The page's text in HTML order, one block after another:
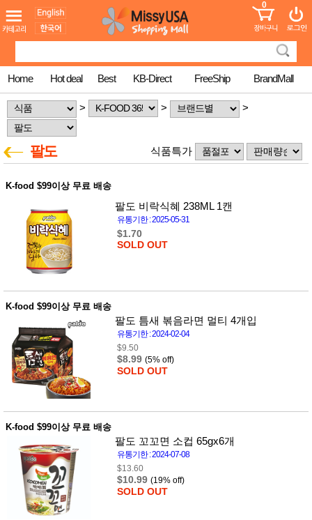
도 어린이
청소년
컬러링
북
한국학
습지
미국학
습지
고
국
고국배
송
건 홍삼전
건강보
조제품
기능성
건강식
성용품
뷰 스킨케
메이크
업
헤어케
어/염색
바디케
어/향수
미용제
주방가
전
계절/생
활가전
건강가
MissyShop
Login
0
Home Hot deal Best KB-Direct FreeShip BrandMall
> > >
팔도 식품특가
K-food $99이상 무료 배송
팔도 비락식혜 238ML 1캔
유통기한 : 2025-05-31
$1.70
SOLD OUT
K-food $99이상 무료 배송
팔도 틈새 볶음라면 멀티 4개입
유통기한 : 2024-02-04
$9.50
$8.99 (5% off)
SOLD OUT
K-food $99이상 무료 배송
팔도 꼬꼬면 소컵 65gx6개
유통기한 : 2024-07-08
$13.60
$10.99 (19% off)
SOLD OUT